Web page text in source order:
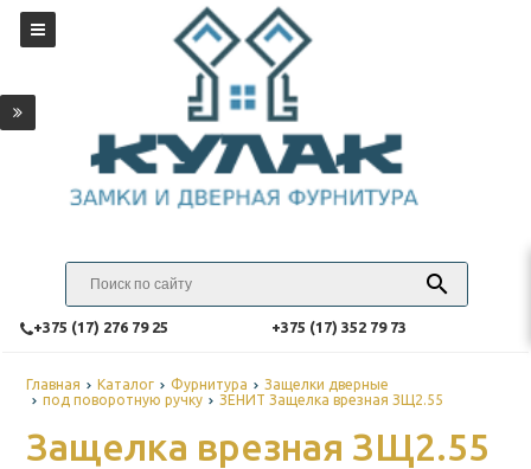
‎+375 (17) 276 79 25 ‎+375 (17) 352 79 73
Главная Каталог Фурнитура
Защелки дверные
под поворотную ручку
ЗЕНИТ Защелка врезная ЗЩ2.55
Защелка врезная ЗЩ2.55